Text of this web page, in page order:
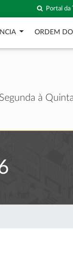
Portal da
ORDEM
Segunda à